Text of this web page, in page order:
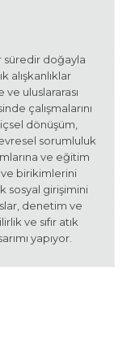
süredir doğayla
alışkanlıklar
uluslararası
çalışmalarını
dönüşüm,
sorumluluk
ve eğitim
ve birikimlerini
sosyal girişimini
denetim ve
ve sıfır atık
yapıyor.